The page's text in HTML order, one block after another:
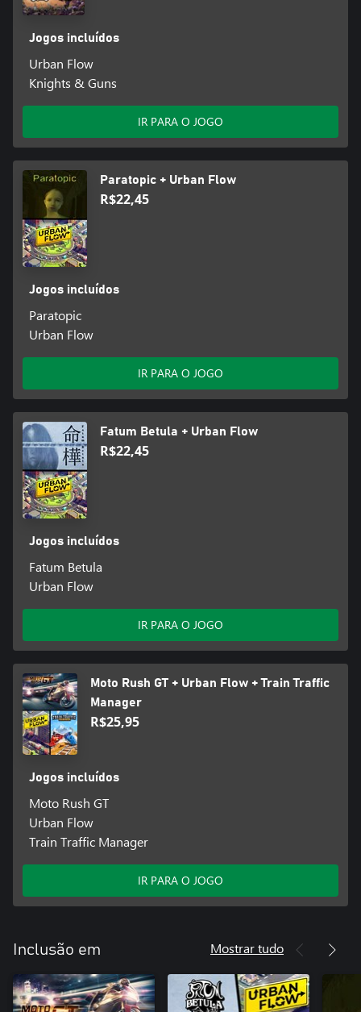
Jogos incluídos
Urban Flow
Knights & Guns
IR PARA O JOGO
Paratopic + Urban Flow
R$22,45
Jogos incluídos
Paratopic
Urban Flow
IR PARA O JOGO
Fatum Betula + Urban Flow
R$22,45
Jogos incluídos
Fatum Betula
Urban Flow
IR PARA O JOGO
Moto Rush GT + Urban Flow + Train Traffic
Manager
R$25,95
Jogos incluídos
Moto Rush GT
Urban Flow
Train Traffic Manager
IR PARA O JOGO
Inclusão em Mostrar tudo